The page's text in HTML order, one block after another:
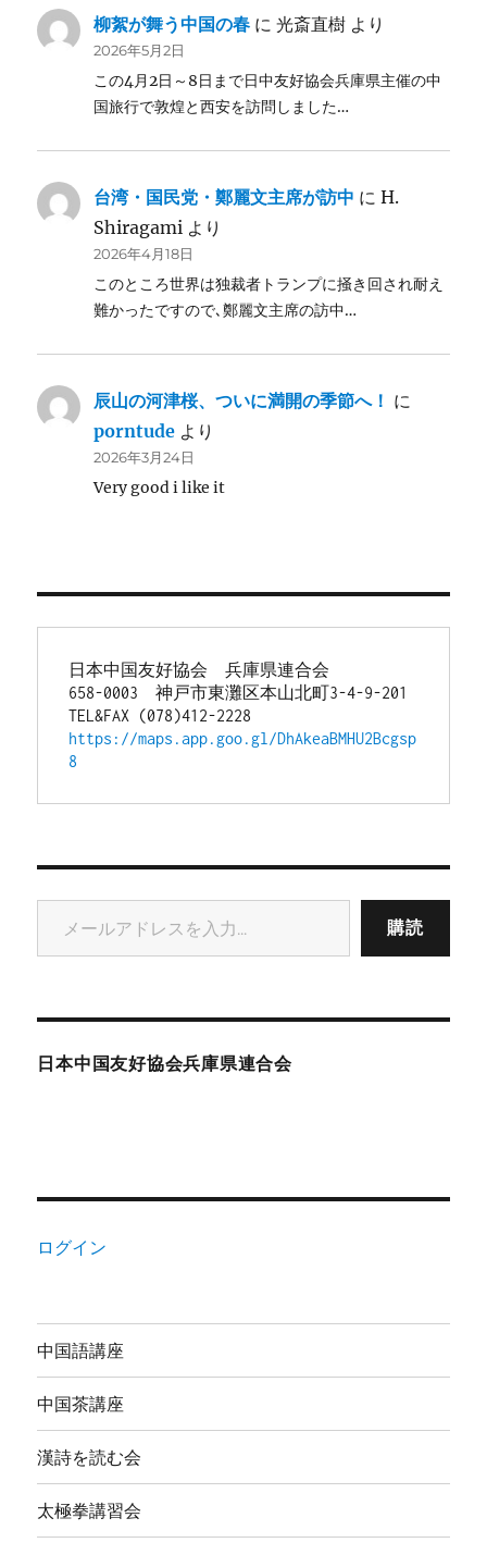
柳絮が舞う中国の春 に光斎直樹 より
2026年5月2日
この4月2日～8日まで日中友好協会兵庫県主催の中
国旅行で敦煌と西安を訪問しました…
台湾・国民党・鄭麗文主席が訪中 にH.
Shiragami より
2026年4月18日
このところ世界は独裁者トランプに掻き回され耐え
難かったですので､鄭麗文主席の訪中…
辰山の河津桜、ついに満開の季節へ！ に
porntude より
2026年3月24日
Very good i like it
日本中国友好協会　兵庫県連合会
658-0003　神戸市東灘区本山北町3-4-9-201
TEL&FAX (078)412-2228
https://maps.app.goo.gl/DhAkeaBMHU2Bcgsp
8
メールアドレスを入力...
購読
日本中国友好協会兵庫県連合会
ログイン
中国語講座
中国茶講座
漢詩を読む会
太極拳講習会